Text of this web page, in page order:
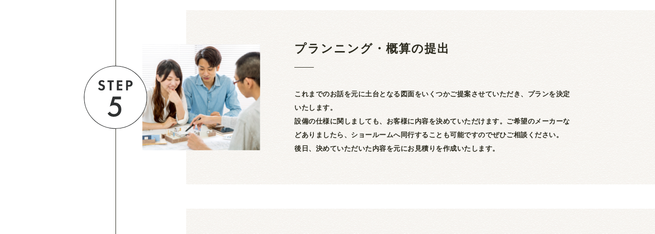
プランニング・概算の提出
これまでのお話を元に土台となる図面をいくつかご提案させていただき、プランを決定
いたします。
設備の仕様に関しましても、お客様に内容を決めていただけます。ご希望のメーカーな
どありましたら、ショールームへ同行することも可能ですのでぜひご相談ください。
後日、決めていただいた内容を元にお見積りを作成いたします。